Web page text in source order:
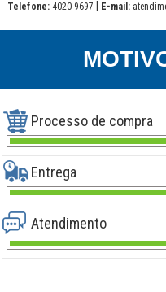
Telefone: 4020-9697 E-mail:
Processo de compra
Entrega
Atendimento